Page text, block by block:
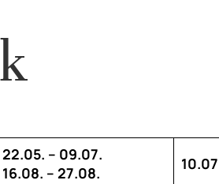
22.05. – 09.07.
16.08. – 27.08.